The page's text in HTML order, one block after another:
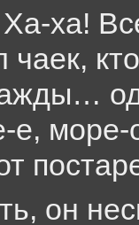
ха!
чаек,
е, море-
он